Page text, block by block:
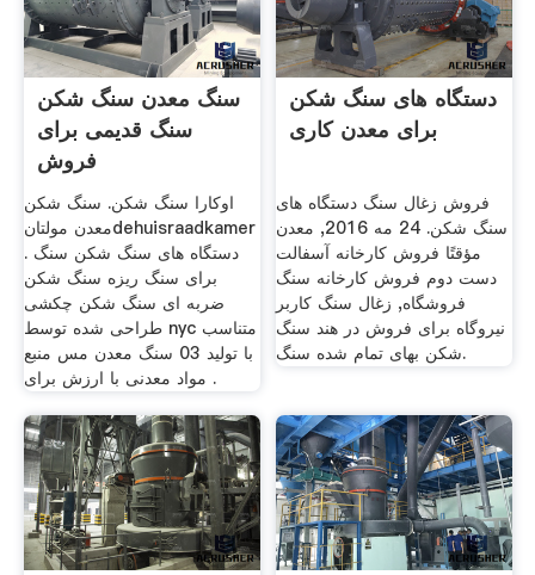
سنگ معدن سنگ شکن
سنگ قدیمی برای
فروش
اوکارا سنگ شکن. سنگ شکن
معدن مولتانdehuisraadkamer
. دستگاه های سنگ شکن سنگ
برای سنگ ریزه سنگ شکن
ضربه ای سنگ شکن چکشی
طراحی شده توسط nyc متناسب
با تولید 03 سنگ معدن مس منبع
مواد معدنی با ارزش برای .
دستگاه های سنگ شکن
برای معدن کاری
فروش زغال سنگ دستگاه های
سنگ شکن. 24 مه 2016, معدن
مؤقتًا فروش کارخانه آسفالت
دست دوم فروش کارخانه سنگ
فروشگاه, زغال سنگ کاربر
نیروگاه برای فروش در هند سنگ
شکن بهای تمام شده سنگ.